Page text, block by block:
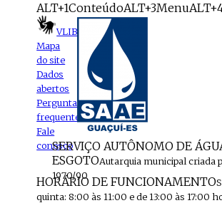
ALT+1ConteúdoALT+3Menu
VLIBRAS
Mapa
do site
Dados
abertos
Perguntas
frequentes
Fale
conosco
SERVIÇO AUTÔNOMO DE
ESGOTOAutarquia municipal criada
1970/90
HORÁRIO DE FUNCIONAMENTO
quinta: 8:00 às 11:00 e de 13:00 às 17:00